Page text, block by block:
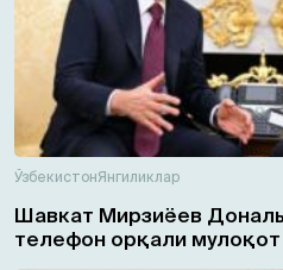
ЎзбекистонЯнгиликлар
Шавкат Мирзиёев
телефон орқали